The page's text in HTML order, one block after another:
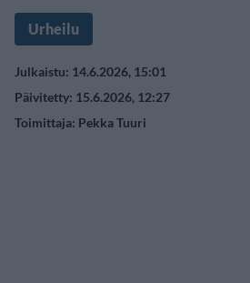
Urheilu
Julkaistu: 14.6.2026, 15:01
Päivitetty: 15.6.2026, 12:27
Toimittaja: Pekka Tuuri